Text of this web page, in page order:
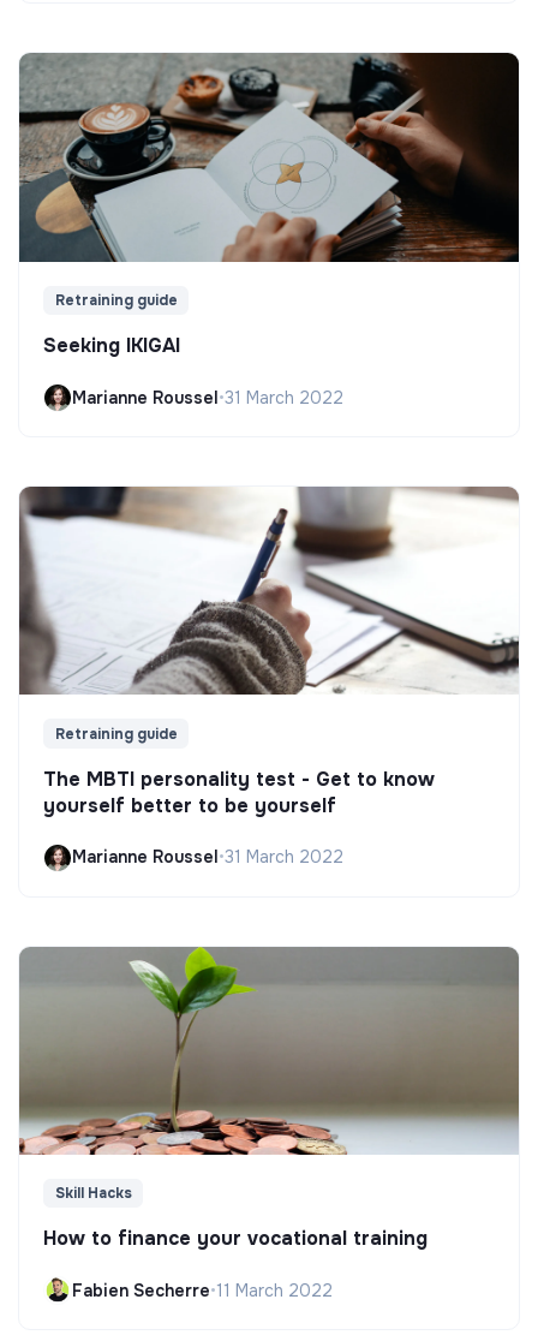
Retraining guide
Seeking IKIGAI
Marianne Roussel•31 March 2022
Retraining guide
The MBTI personality test - Get to know
yourself better to be yourself
Marianne Roussel •31 March 2022
Skill Hacks
How to finance your vocational training
Fabien Secherre•11 March 2022